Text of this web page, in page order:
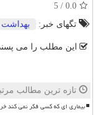
0.0
/
5
تگهای خبر:
بهداشت
این مطلب را می
تازه ترین مطالب
بیماری ای که کسی فکر نمی کند